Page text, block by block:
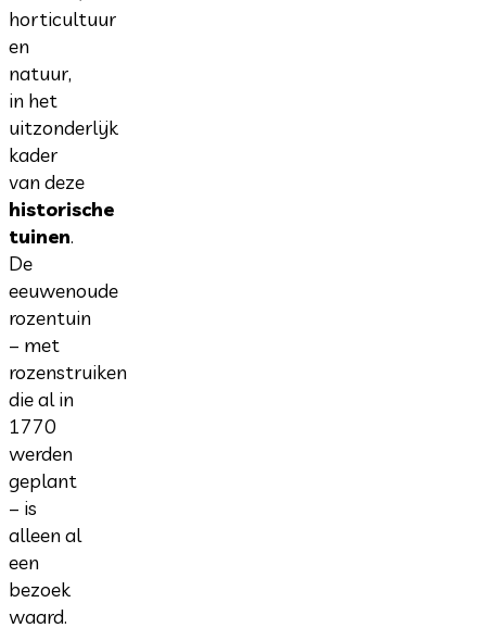
horticultuur
en
natuur,
in het
uitzonderlijk
kader
van deze
historische
tuinen.
De
eeuwenoude
rozentuin
– met
rozenstruiken
die al in
1770
werden
geplant
– is
alleen al
een
bezoek
waard.